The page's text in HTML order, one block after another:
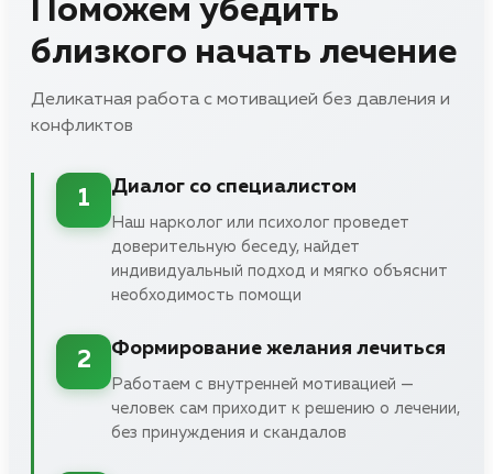
Поможем убедить
близкого начать лечение
Деликатная работа с мотивацией без давления и
конфликтов
1
Диалог со специалистом
Наш нарколог или психолог проведет
доверительную беседу, найдет
индивидуальный подход и мягко объяснит
необходимость помощи
2
Формирование желания лечиться
Работаем с внутренней мотивацией —
человек сам приходит к решению о лечении,
без принуждения и скандалов